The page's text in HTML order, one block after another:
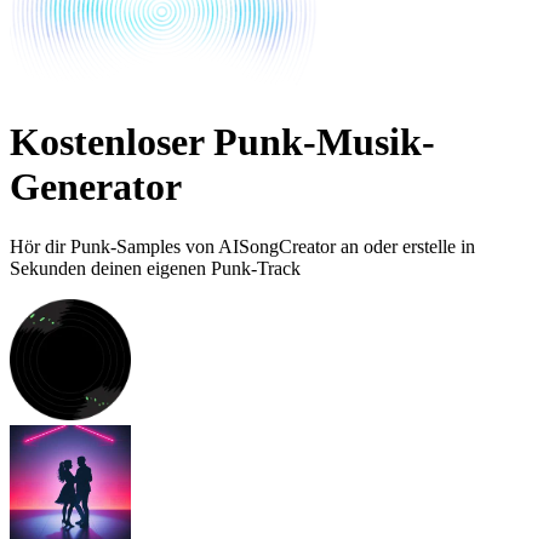
Kostenloser Punk-Musik-
Generator
Hör dir Punk-Samples von AISongCreator an oder erstelle in
Sekunden deinen eigenen Punk-Track